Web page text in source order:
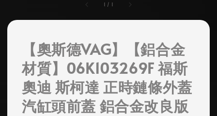
1 / 1
【奧斯德VAG】【鋁合金
材質】06K103269F 福斯
奧迪 斯柯達 正時鏈條外蓋
汽缸頭前蓋 鋁合金改良版